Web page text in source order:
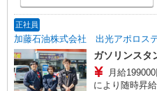
正社員
加藤石油株式会社 出光アポロス
ガソリンスタ
月給
により随時昇給あ